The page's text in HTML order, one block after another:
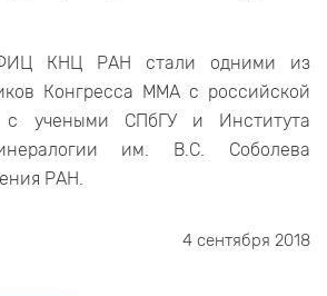
ФИЦ КНЦ РАН стали одними из
Конгресса ММА с российской
с учеными СПбГУ и Института
им. В.С. Соболева
РАН.
4 сентября 2018